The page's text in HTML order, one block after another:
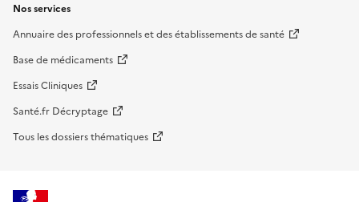
Nos services
Annuaire des professionnels et des établissements de santé
Base de médicaments
Essais Cliniques
Santé.fr Décryptage
Tous les dossiers thématiques